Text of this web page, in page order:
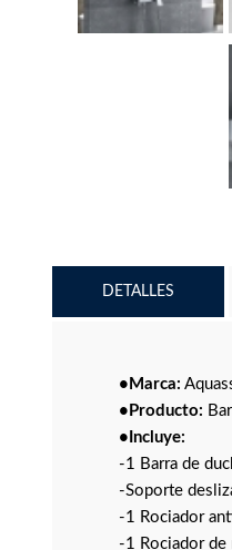
DETALLES
•Marca:
•Producto:
•Incluye:
-1 Barra de
-Soporte
-1 Rociador
-1 Rociador de